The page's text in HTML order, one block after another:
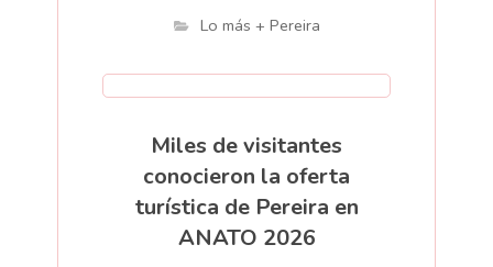
Lo más + Pereira
Miles de visitantes
conocieron la oferta
turística de Pereira en
ANATO 2026